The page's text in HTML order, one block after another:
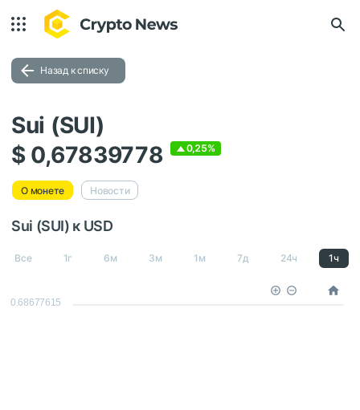
Назад к списку
Sui (SUI)
$ 0,67839778
0,25%
О монете Новости
Sui (SUI) к USD
Все 1г 6м 3м 1м 7д 24ч 1ч
0.68677615